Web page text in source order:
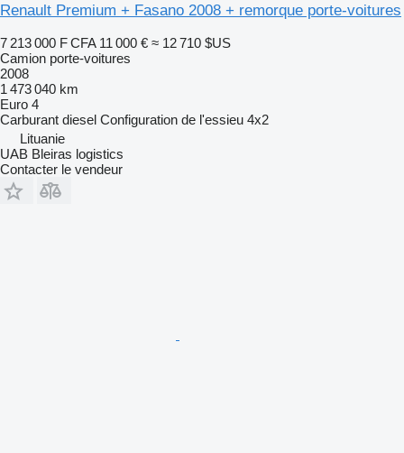
Renault Premium + Fasano 2008 + remorque porte-voitures
7 213 000 F CFA 11 000 € ≈ 12 710 $US
Camion porte-voitures
2008
1 473 040 km
Euro 4
Carburant diesel Configuration de l'essieu 4x2
Lituanie
UAB Bleiras logistics
Contacter le vendeur